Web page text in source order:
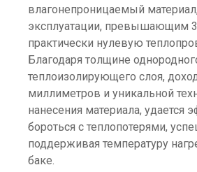
влагонепроницаемый
эксплуатации, превышающим
практически нулевую
Благодаря толщине
теплоизолирующего слоя,
миллиметров и уникальной
нанесения материала, удается
бороться с теплопотерями,
поддерживая температуру
баке.